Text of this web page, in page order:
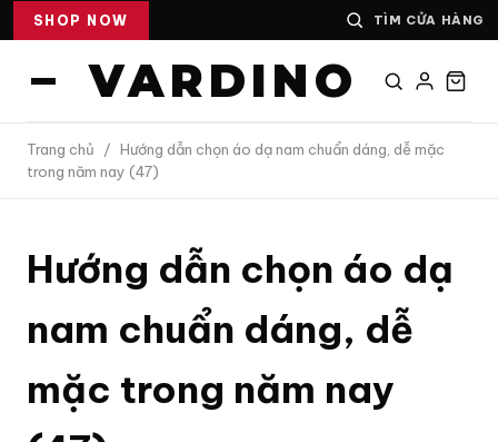
SHOP NOW TÌM CỬA HÀNG
VARDINO
Trang chủ / Hướng dẫn chọn áo dạ nam chuẩn dáng, dễ mặc
trong năm nay (47)
Hướng dẫn chọn áo dạ
nam chuẩn dáng, dễ
mặc trong năm nay